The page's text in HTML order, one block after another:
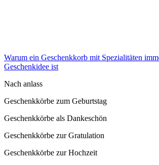
Warum ein Geschenkkorb mit Spezialitäten
Geschenkidee ist
Nach anlass
Geschenkkörbe zum Geburtstag
Geschenkkörbe als Dankeschön
Geschenkkörbe zur Gratulation
Geschenkkörbe zur Hochzeit